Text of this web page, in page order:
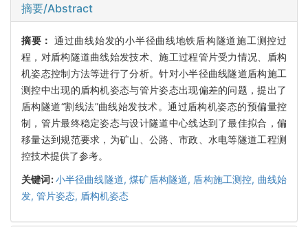
摘要/Abstract
摘要： 通过曲线始发的小半径曲线地铁盾构隧道施工测控过
程，对盾构隧道曲线始发技术、施工过程管片受力情况、盾构
机姿态控制方法等进行了分析。针对小半径曲线隧道盾构施工
测控中出现的盾构机姿态与管片姿态出现偏差的问题，提出了
盾构隧道“割线法”曲线始发技术。通过盾构机姿态的预偏量控
制，管片最终稳定姿态与设计隧道中心线达到了最佳拟合，偏
移量达到规范要求，为矿山、公路、市政、水电等隧道工程测
控技术提供了参考。
关键词:小半径曲线隧道,煤矿盾构隧道, 盾构施工测控, 曲线始
发, 管片姿态, 盾构机姿态